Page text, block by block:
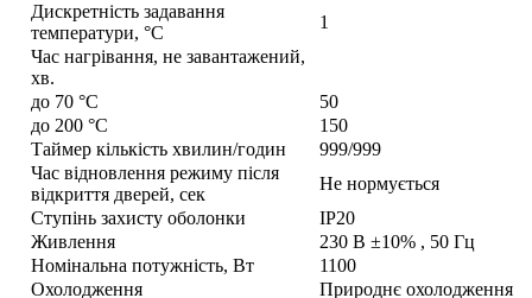
Дискретність задавання
температури, °С
1
Час нагрівання, не завантажений,
хв.
до 70 °С
50
до 200 °С
150
Таймер кількість хвилин/годин
999/999
Час відновлення режиму після
відкриття дверей, сек
Не нормується
Ступінь захисту оболонки
IP20
Живлення
230 В ±10% , 50 Гц
Номінальна потужність, Вт
1100
Охолодження
Природнє охолодження